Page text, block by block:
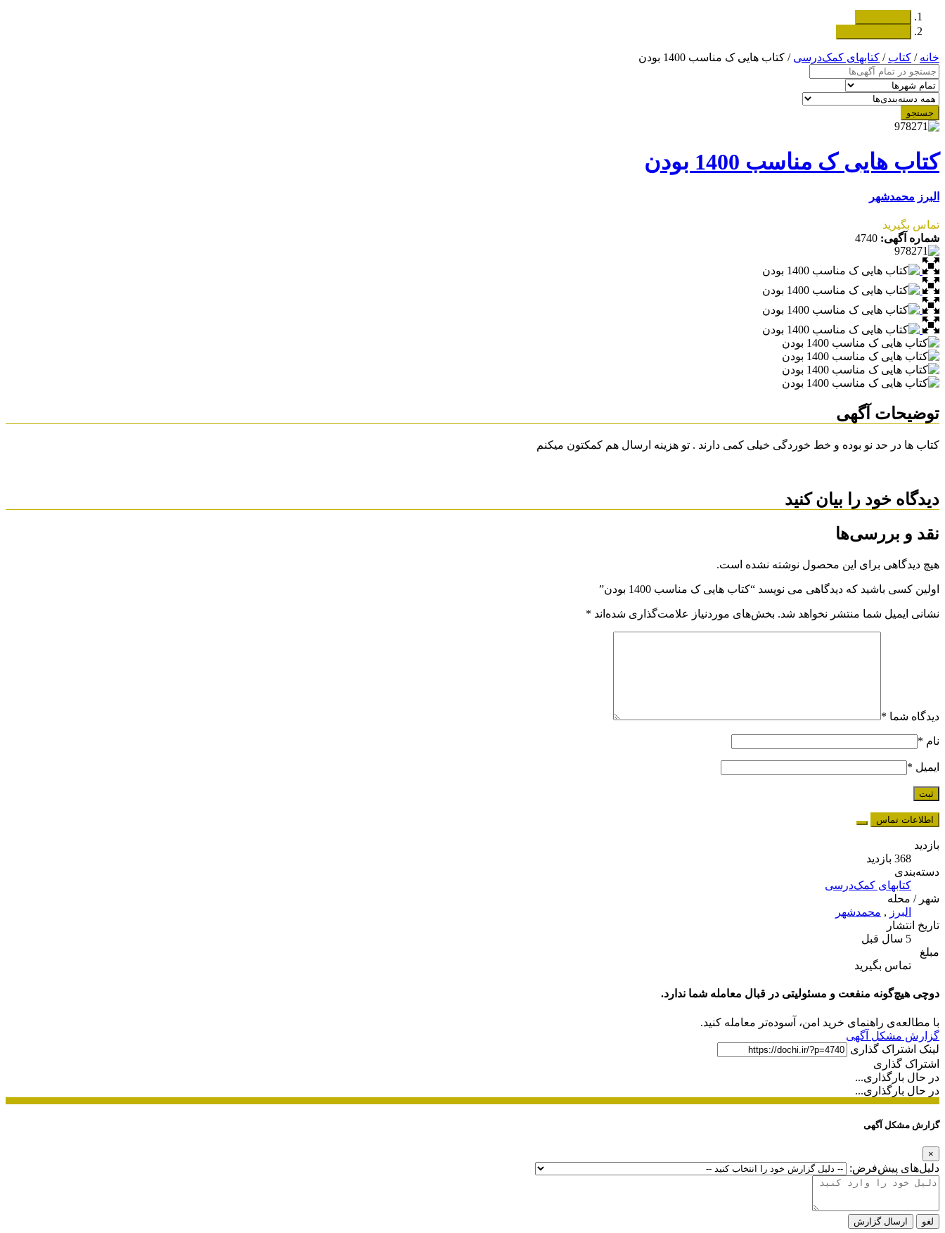
خانه / کتاب / کتابهای کمک‌درسی / کتاب هایی ک مناسب 1400 بودن
جستجو
کتاب هایی ک مناسب 1400 بودن
البرز محمدشهر
تماس بگیرید
شماره آگهی: 4740
توضیحات آگهی
کتاب ها در حد نو بوده و خط خوردگی خیلی کمی دارند . تو هزینه ارسال هم کمکتون میکنم
دیدگاه خود را بیان کنید
نقد و بررسی‌ها
هیچ دیدگاهی برای این محصول نوشته نشده است.
اولین کسی باشید که دیدگاهی می نویسد “کتاب هایی ک مناسب 1400 بودن”
نشانی ایمیل شما منتشر نخواهد شد. بخش‌های موردنیاز علامت‌گذاری شده‌اند *
دیدگاه شما *
نام *
ایمیل *
اطلاعات تماس
بازدید
368 بازدید
دسته‌بندی
کتابهای کمک‌درسی
شهر / محله
البرز , محمدشهر
تاریخ انتشار
5 سال قبل
مبلغ
تماس بگیرید
دوچی هیچ‌گونه منفعت و مسئولیتی در قبال معامله شما ندارد.
با مطالعه‌ی راهنمای خرید امن، آسوده‌تر معامله کنید.
گزارش مشکل آگهی
لینک اشتراک گذاری
اشتراک گذاری
در حال بارگذاری...
در حال بارگذاری...
گزارش مشکل آگهی
×
دلیل‌های پیش‌فرض:
لغو ارسال گزارش